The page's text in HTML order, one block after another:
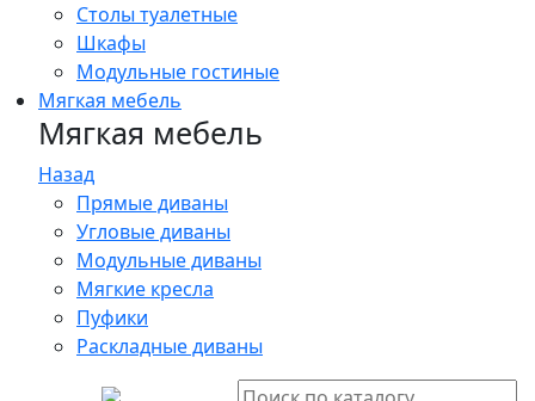
Столы туалетные
Шкафы
Модульные гостиные
Мягкая мебель
Мягкая мебель
Назад
Прямые диваны
Угловые диваны
Модульные диваны
Мягкие кресла
Пуфики
Раскладные диваны